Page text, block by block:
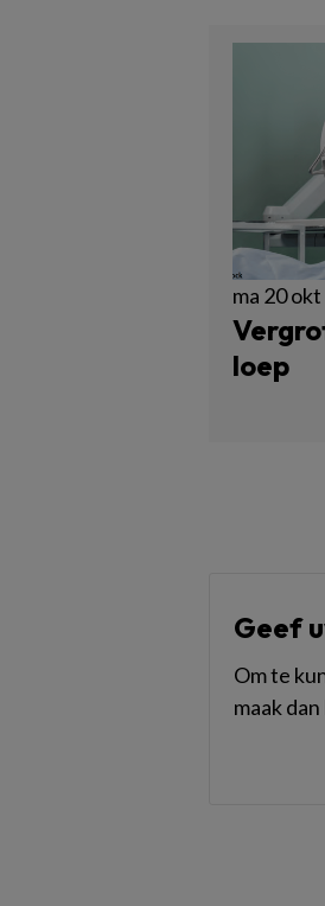
ma 20
loep
Geef
Om te
maak